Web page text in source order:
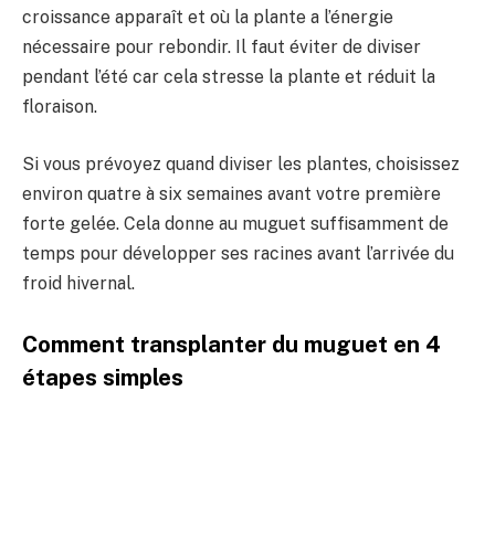
croissance apparaît et où la plante a l’énergie
nécessaire pour rebondir. Il faut éviter de diviser
pendant l’été car cela stresse la plante et réduit la
floraison.
Si vous prévoyez quand diviser les plantes, choisissez
environ quatre à six semaines avant votre première
forte gelée. Cela donne au muguet suffisamment de
temps pour développer ses racines avant l’arrivée du
froid hivernal.
Comment transplanter du muguet en 4
étapes simples